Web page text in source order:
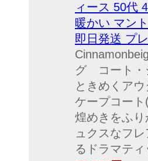
ィース 50代
暖かい マン
即日発送 プ
グ コート・
ときめくア
ケープコー
煌めきをふ
ュクスなフ
るドラマテ